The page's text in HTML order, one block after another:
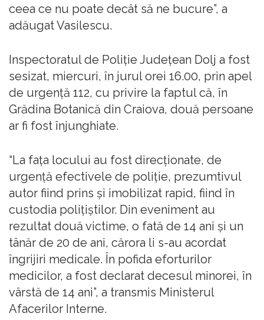
ceea ce nu poate decât să ne bucure”, a
adăugat Vasilescu.
Inspectoratul de Poliţie Judeţean Dolj a fost
sesizat, miercuri, în jurul orei 16.00, prin apel
de urgenţă 112, cu privire la faptul că, în
Grădina Botanică din Craiova, două persoane
ar fi fost înjunghiate.
“La faţa locului au fost direcţionate, de
urgenţă efectivele de poliţie, prezumtivul
autor fiind prins şi imobilizat rapid, fiind în
custodia poliţiştilor. Din eveniment au
rezultat două victime, o fată de 14 ani şi un
tânăr de 20 de ani, cărora li s-au acordat
îngrijiri medicale. În pofida eforturilor
medicilor, a fost declarat decesul minorei, în
vârstă de 14 ani”, a transmis Ministerul
Afacerilor Interne.